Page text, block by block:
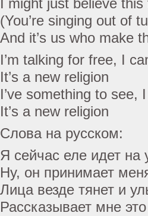
I might just believe this
(You’re singing out of
And it’s us who make
I’m talking for free, I
It’s a new religion
I’ve something to see,
It’s a new religion
Слова на русском:
Я сейчас еле идет на
Ну, он принимает
Лица везде тянет и
Рассказывает мне